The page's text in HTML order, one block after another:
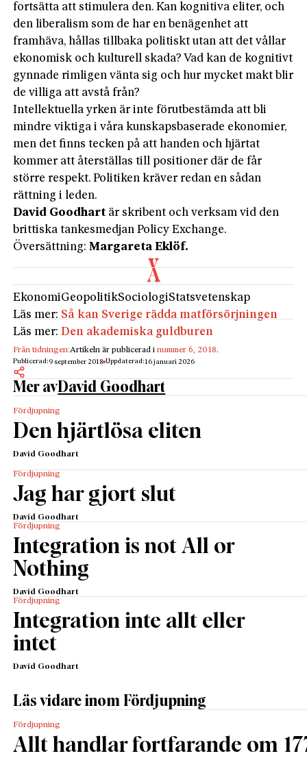
fortsätta att stimulera den. Kan kognitiva eliter, och
den liberalism som de har en benägenhet att
framhäva, hållas tillbaka politiskt utan att det vållar
ekonomisk och kulturell skada? Vad kan de kognitivt
gynnade rimligen vänta sig och hur mycket makt blir
de villiga att avstå från?
Intellektuella yrken är inte förutbestämda att bli
mindre viktiga i våra kunskapsbaserade ekonomier,
men det finns tecken på att handen och hjärtat
kommer att återställas till positioner där de får
större respekt. Politiken kräver redan en sådan
rättning i leden.
David Goodhart är skribent och verksam vid den
brittiska tankesmedjan Policy Exchange.
Översättning: Margareta Eklöf.
EkonomiGeopolitikSociologiStatsvetenskap
Läs mer: Så kan Sverige rädda matförsörjningen
Läs mer:Den akademiska guldburen
Från tidningen:Artikeln är publicerad inummer 6, 2018.
Publicerad:9 september 2018 Uppdaterad:16 januari 2026
Mer avDavid Goodhart
Fördjupning
Den hjärtlösa eliten
David Goodhart
Fördjupning
Jag har gjort slut
David Goodhart
Fördjupning
Integration is not All or
Nothing
David Goodhart
Fördjupning
Integration inte allt eller
intet
David Goodhart
Läs vidare inom Fördjupning
Fördjupning
Allt handlar fortfarande om